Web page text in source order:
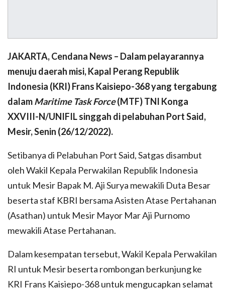
JAKARTA, Cendana News – Dalam pelayarannya
menuju daerah misi, Kapal Perang Republik
Indonesia (KRI) Frans Kaisiepo-368 yang tergabung
dalamMaritime Task Force(MTF) TNI Konga
XXVIII-N/UNIFIL singgah di pelabuhan Port Said,
Mesir, Senin (26/12/2022).
Setibanya di Pelabuhan Port Said, Satgas disambut
oleh Wakil Kepala Perwakilan Republik Indonesia
untuk Mesir Bapak M. Aji Surya mewakili Duta Besar
beserta staf KBRI bersama Asisten Atase Pertahanan
(Asathan) untuk Mesir Mayor Mar Aji Purnomo
mewakili Atase Pertahanan.
Dalam kesempatan tersebut, Wakil Kepala Perwakilan
RI untuk Mesir beserta rombongan berkunjung ke
KRI Frans Kaisiepo-368 untuk mengucapkan selamat